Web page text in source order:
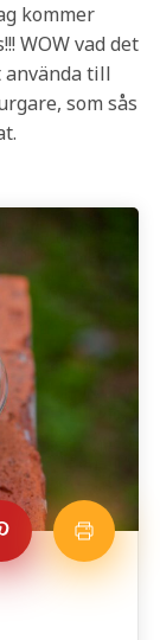
kommer
WOW vad det
använda till
som sås